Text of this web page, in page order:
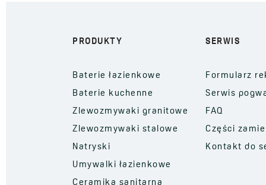
PRODUKTY
Baterie łazienkowe
Baterie kuchenne
Zlewozmywaki granitowe
Zlewozmywaki stalowe
Natryski
Umywalki łazienkowe
Ceramika sanitarna
SERWIS
Formularz
Serwis
FAQ
Części
Kontakt do